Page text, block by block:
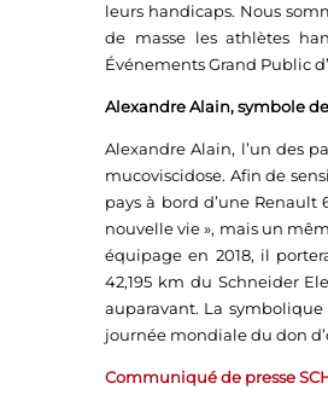
leurs handicaps. Nous
de masse les athlètes
Événements Grand Public
Alexandre Alain, symbole
Alexandre Alain, l’un des
mucoviscidose. Afin de
pays à bord d’une
nouvelle vie », mais un
équipage en 2018, il
42,195 km du Schneider
auparavant. La
journée mondiale du don
Communiqué de presse